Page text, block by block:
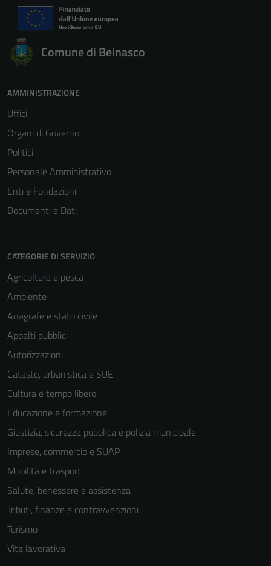
Comune di Beinasco
AMMINISTRAZIONE
Uffici
Organi di Governo
Politici
Personale Amministrativo
Enti e Fondazioni
Documenti e Dati
CATEGORIE DI SERVIZIO
Agricoltura e pesca
Ambiente
Anagrafe e stato civile
Appalti pubblici
Autorizzazioni
Catasto, urbanistica e SUE
Cultura e tempo libero
Educazione e formazione
Giustizia, sicurezza pubblica e polizia municipale
Imprese, commercio e SUAP
Mobilità e trasporti
Salute, benessere e assistenza
Tributi, finanze e contravvenzioni
Turismo
Vita lavorativa
funzionamento